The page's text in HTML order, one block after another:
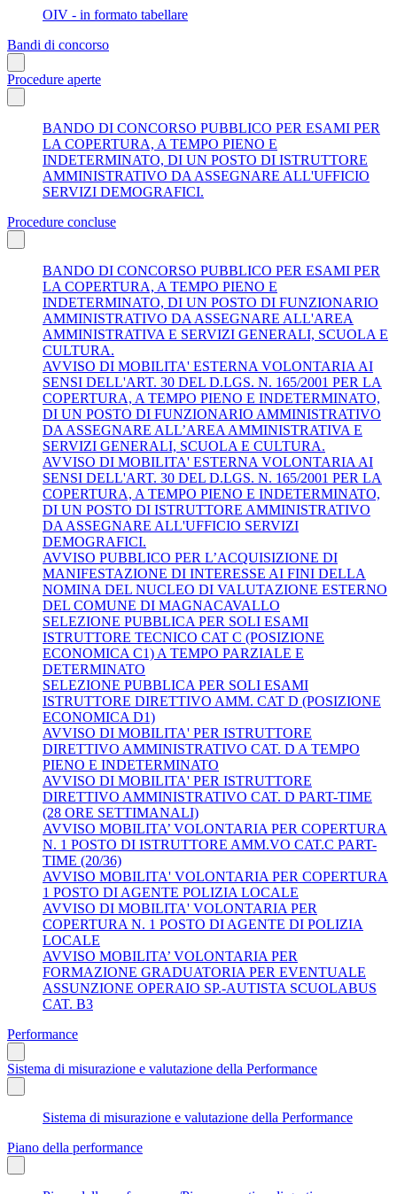
OIV - in formato tabellare
Bandi di concorso
Procedure aperte
BANDO DI CONCORSO PUBBLICO PER ESAMI PER
LA COPERTURA, A TEMPO PIENO E
INDETERMINATO, DI UN POSTO DI ISTRUTTORE
AMMINISTRATIVO DA ASSEGNARE ALL'UFFICIO
SERVIZI DEMOGRAFICI.
Procedure concluse
BANDO DI CONCORSO PUBBLICO PER ESAMI PER
LA COPERTURA, A TEMPO PIENO E
INDETERMINATO, DI UN POSTO DI FUNZIONARIO
AMMINISTRATIVO DA ASSEGNARE ALL'AREA
AMMINISTRATIVA E SERVIZI GENERALI, SCUOLA E
CULTURA.
AVVISO DI MOBILITA' ESTERNA VOLONTARIA AI
SENSI DELL'ART. 30 DEL D.LGS. N. 165/2001 PER LA
COPERTURA, A TEMPO PIENO E INDETERMINATO,
DI UN POSTO DI FUNZIONARIO AMMINISTRATIVO
DA ASSEGNARE ALL’AREA AMMINISTRATIVA E
SERVIZI GENERALI, SCUOLA E CULTURA.
AVVISO DI MOBILITA' ESTERNA VOLONTARIA AI
SENSI DELL'ART. 30 DEL D.LGS. N. 165/2001 PER LA
COPERTURA, A TEMPO PIENO E INDETERMINATO,
DI UN POSTO DI ISTRUTTORE AMMINISTRATIVO
DA ASSEGNARE ALL'UFFICIO SERVIZI
DEMOGRAFICI.
AVVISO PUBBLICO PER L’ACQUISIZIONE DI
MANIFESTAZIONE DI INTERESSE AI FINI DELLA
NOMINA DEL NUCLEO DI VALUTAZIONE ESTERNO
DEL COMUNE DI MAGNACAVALLO
SELEZIONE PUBBLICA PER SOLI ESAMI
ISTRUTTORE TECNICO CAT C (POSIZIONE
ECONOMICA C1) A TEMPO PARZIALE E
DETERMINATO
SELEZIONE PUBBLICA PER SOLI ESAMI
ISTRUTTORE DIRETTIVO AMM. CAT D (POSIZIONE
ECONOMICA D1)
AVVISO DI MOBILITA' PER ISTRUTTORE
DIRETTIVO AMMINISTRATIVO CAT. D A TEMPO
PIENO E INDETERMINATO
AVVISO DI MOBILITA' PER ISTRUTTORE
DIRETTIVO AMMINISTRATIVO CAT. D PART-TIME
(28 ORE SETTIMANALI)
AVVISO MOBILITA’ VOLONTARIA PER COPERTURA
N. 1 POSTO DI ISTRUTTORE AMM.VO CAT.C PART-
TIME (20/36)
AVVISO MOBILITA' VOLONTARIA PER COPERTURA
1 POSTO DI AGENTE POLIZIA LOCALE
AVVISO DI MOBILITA' VOLONTARIA PER
COPERTURA N. 1 POSTO DI AGENTE DI POLIZIA
LOCALE
AVVISO MOBILITA’ VOLONTARIA PER
FORMAZIONE GRADUATORIA PER EVENTUALE
ASSUNZIONE OPERAIO SP.-AUTISTA SCUOLABUS
CAT. B3
Performance
Sistema di misurazione e valutazione della Performance
Sistema di misurazione e valutazione della Performance
Piano della performance